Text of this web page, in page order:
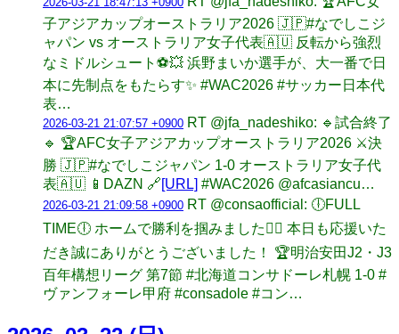
子アジアカップオーストラリア2026 🇯🇵#なでしこジ
ャパン vs オーストラリア女子代表🇦🇺 反転から強烈
なミドルシュート⚽️💥 浜野まいか選手が、大一番で日
本に先制点をもたらす✨ #WAC2026 #サッカー日本代
表…
2026-03-21 21:07:57 +0900 RT @jfa_nadeshiko: 🔹試合終了
🔹 🏆AFC女子アジアカップオーストラリア2026 ⚔️決
勝 🇯🇵#なでしこジャパン 1-0 オーストラリア女子代
表🇦🇺 📱DAZN 🔗[URL] #WAC2026 @afcasiancu…
2026-03-21 21:09:58 +0900 RT @consaofficial: 🕕FULL
TIME🕕 ホームで勝利を掴みました❤️‍🔥 本日も応援いた
だき誠にありがとうございました！ 🏆明治安田J2・J3
百年構想リーグ 第7節 #北海道コンサドーレ札幌 1-0 #
ヴァンフォーレ甲府 #consadole #コン…